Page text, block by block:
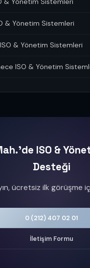
& Yönetim Sistemleri
& Yönetim Sistemleri
ISO & Yönetim
ISO &
Desteği
ücretsiz ilk görüşme
0 (212) 407 02 01
İletişim Formu